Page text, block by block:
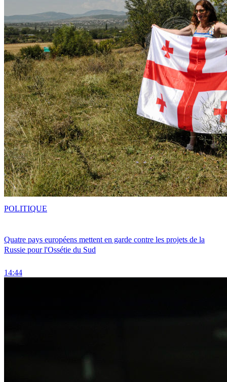
Quatre pays européens mettent en garde contre les projets de la
Russie pour l'Ossétie du Sud
14:44
POLITIQUE